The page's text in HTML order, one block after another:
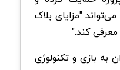
گفته که Hamster Kombat می‌تواند "مزایای بلاک
کند."
به بازی و تکنولوژی